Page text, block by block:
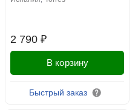
2 790 ₽
В корзину
Быстрый заказ